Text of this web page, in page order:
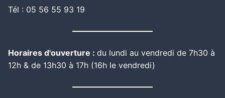
Tél : 05 56 55 93 19
Horaires d'ouverture : du lundi au vendredi de 7h30 à
12h & de 13h30 à 17h (16h le vendredi)